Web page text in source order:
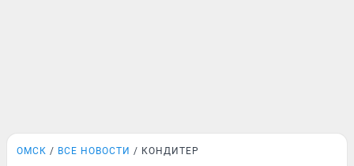
ОМСК ВСЕ НОВОСТИ КОНДИТЕР